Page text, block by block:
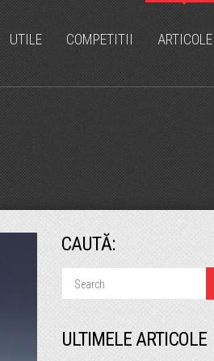
UTILE COMPETITII ARTICOLE
CAUTĂ:
ULTIMELE ARTICOLE